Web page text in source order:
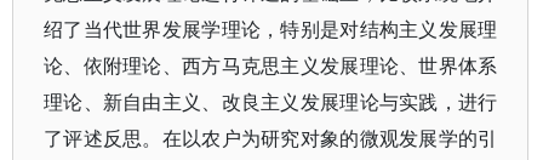
绍了当代世界发展学理论，特别是对结构主义发展理
论、依附理论、西方马克思主义发展理论、世界体系
理论、新自由主义、改良主义发展理论与实践，进行
了评述反思。在以农户为研究对象的微观发展学的引